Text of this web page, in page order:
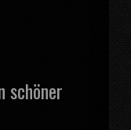
schöner